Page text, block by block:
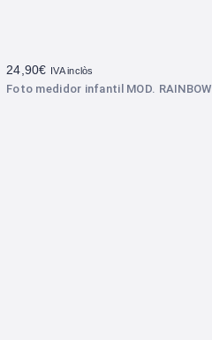
Foto medidor infantil MOD. RAINBOW
24,90€ IVA inclòs